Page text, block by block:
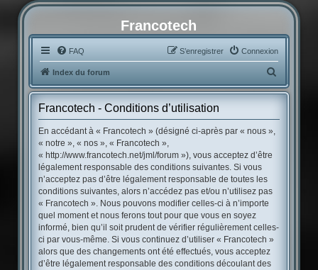
Francotech
FAQ Connexion
S’enregistrer
Index du forum
e
Francotech - Conditions d’utilisation
En accédant à « Francotech » (désigné ci-après par « nous »,
« notre », « nos », « Francotech »,
« http://www.francotech.net/jml/forum »), vous acceptez d’être
légalement responsable des conditions suivantes. Si vous
n’acceptez pas d’être légalement responsable de toutes les
conditions suivantes, alors n’accédez pas et/ou n’utilisez pas
« Francotech ». Nous pouvons modifier celles-ci à n’importe
quel moment et nous ferons tout pour que vous en soyez
informé, bien qu’il soit prudent de vérifier régulièrement celles-
ci par vous-même. Si vous continuez d’utiliser « Francotech »
alors que des changements ont été effectués, vous acceptez
d’être légalement responsable des conditions découlant des